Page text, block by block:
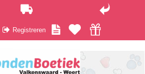
Registreren